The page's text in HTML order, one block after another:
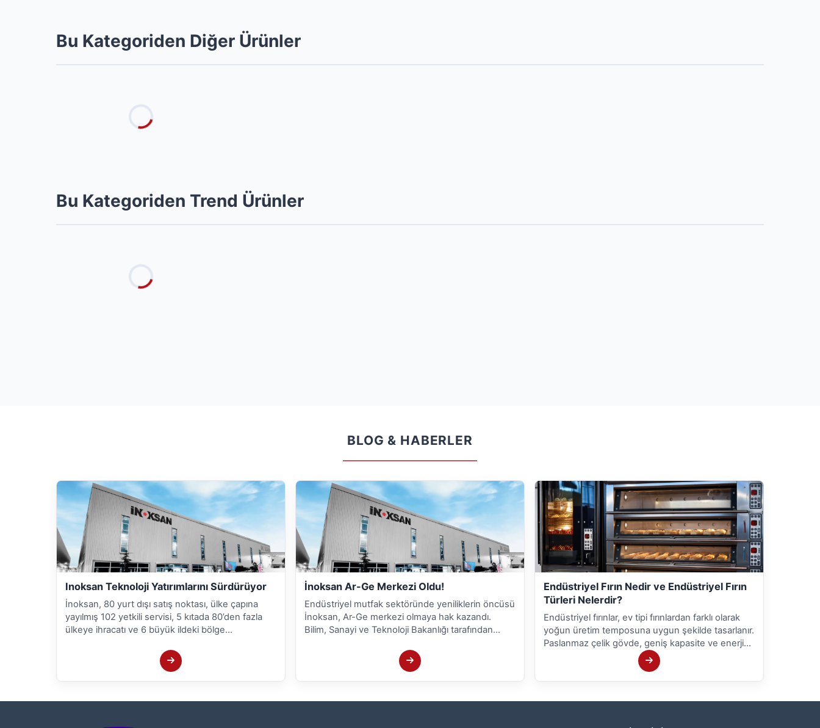
Bu Kategoriden Diğer Ürünler
Bu Kategoriden Trend Ürünler
BLOG & HABERLER
Inoksan Teknoloji Yatırımlarını Sürdürüyor
İnoksan, 80 yurt dışı satış noktası, ülke çapına
yayılmış 102 yetkili servisi, 5 kıtada 80’den fazla
ülkeye ihracatı ve 6 büyük ildeki bölge
çalışmalarına ve teknoloji yatırımlarına da hız
kesmeden devam ediyor.
İnoksan Ar-Ge Merkezi Oldu!
Endüstriyel mutfak sektöründe yeniliklerin öncüsü
İnoksan, Ar-Ge merkezi olmaya hak kazandı.
Bilim, Sanayi ve Teknoloji Bakanlığı tarafından
Türkiye'nin 453’üncü resmi Ar-Ge merkezi olma
Endüstriyel Fırın Nedir ve Endüstriyel Fırın
Türleri Nelerdir?
Endüstriyel fırınlar, ev tipi fırınlardan farklı olarak
yoğun üretim temposuna uygun şekilde tasarlanır.
Paslanmaz çelik gövde, geniş kapasite ve enerji
verimliliği sayesinde, restoranlar, pastaneler ve
otel mutfakları için güvenilir bir çözüm sunar.